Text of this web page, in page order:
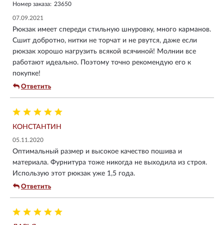
Номер заказа: 23650
07.09.2021
Рюкзак имеет спереди стильную шнуровку, много карманов.
Сшит добротно, нитки не торчат и не рвутся, даже если
рюкзак хорошо нагрузить всякой всячиной! Молнии все
работают идеально. Поэтому точно рекомендую его к
покупке!
Ответить
КОНСТАНТИН
05.11.2020
Оптимальный размер и высокое качество пошива и
материала. Фурнитура тоже никогда не выходила из строя.
Использую этот рюкзак уже 1,5 года.
Ответить